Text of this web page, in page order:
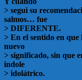
> segui su
salmos… fue
> DIFERENTE.
> En el sentido en
nuevo
> significado, sin que
indole
> idolátrico.